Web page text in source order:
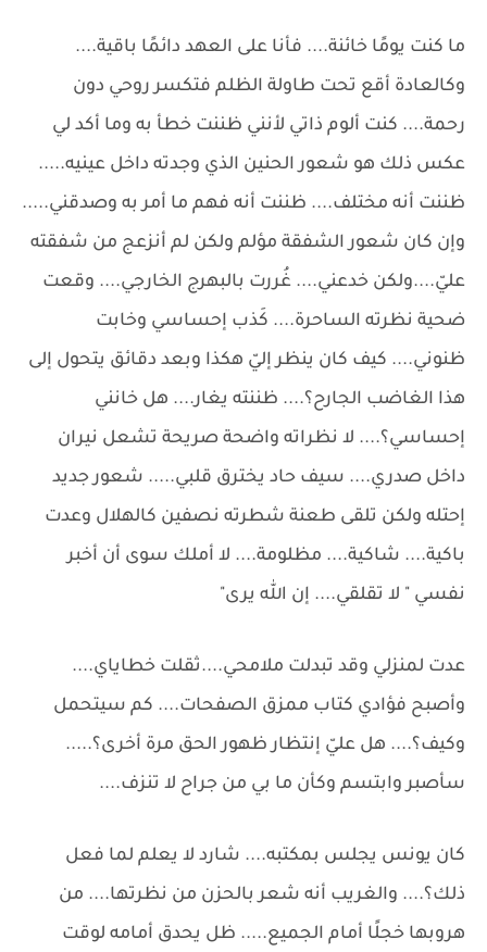
ما كنت يومًا خائنة.... فأنا على العهد دائمًا باقية....
وكالعادة أقع تحت طاولة الظلم فتكسر روحي دون
رحمة.... كنت ألوم ذاتي لأنني ظننت خطأ به وما أكد لي
عكس ذلك هو شعور الحنين الذي وجدته داخل عينيه.....
ظننت أنه مختلف.... ظننت أنه فهم ما أمر به وصدقني.....
وإن كان شعور الشفقة مؤلم ولكن لم أنزعج من شفقته
عليّ....ولكن خدعني.... غُررت بالبهرج الخارجي.... وقعت
ضحية نظرته الساحرة.... كَذب إحساسي وخابت
ظنوني.... كيف كان ينظر إليّ هكذا وبعد دقائق يتحول إلى
هذا الغاضب الجارح؟.... ظننته يغار.... هل خانني
إحساسي؟.... لا نظراته واضحة صريحة تشعل نيران
داخل صدري.... سيف حاد يخترق قلبي..... شعور جديد
إحتله ولكن تلقى طعنة شطرته نصفين كالهلال وعدت
باكية.... شاكية.... مظلومة.... لا أملك سوى أن أخبر
نفسي " لا تقلقي.... إن الله يرى"
عدت لمنزلي وقد تبدلت ملامحي....ثقلت خطاياي....
وأصبح فؤادي كتاب ممزق الصفحات.... كم سيتحمل
وكيف؟.... هل عليّ إنتظار ظهور الحق مرة أخرى؟.....
سأصبر وابتسم وكأن ما بي من جراح لا تنزف....
كان يونس يجلس بمكتبه.... شارد لا يعلم لما فعل
ذلك؟.... والغريب أنه شعر بالحزن من نظرتها.... من
هروبها خجلًا أمام الجميع..... ظل يحدق أمامه لوقت